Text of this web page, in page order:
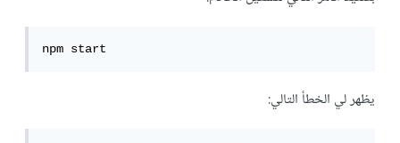
npm start
يظهر لي الخطأ التالي: